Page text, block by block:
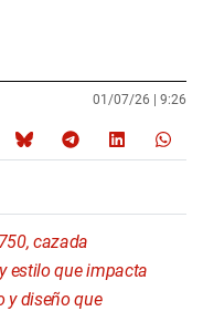
01/07/26 | 9:26
cazada
estilo que impacta
y diseño que